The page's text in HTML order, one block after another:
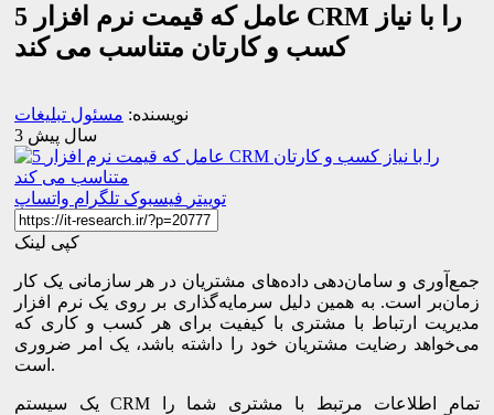
5 عامل که قیمت نرم افزار CRM را با نیاز
کسب و کارتان متناسب می کند
نویسنده: مسئول تبلیغات
3 سال پیش
توییتر فیسبوک تلگرام واتساپ
کپی لینک
جمع‌آوری و سامان‌دهی داده‌های مشتریان در هر سازمانی یک کار
زمان‌بر است. به همین دلیل سرمایه‌گذاری بر روی یک نرم ‌افزار
مدیریت ارتباط با مشتری با کیفیت برای هر کسب و کاری که
می‌خواهد رضایت مشتریان خود را داشته باشد، یک امر ضروری
است.
یک سیستم CRM تمام اطلاعات مرتبط با مشتری شما را